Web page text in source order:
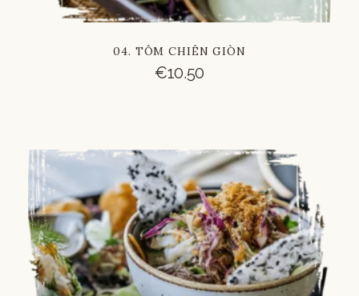
04. TÔM CHIÊN GIÒN
€10.50